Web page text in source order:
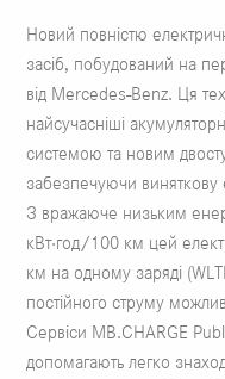
Новий повністю
засіб, побудований на
від Mercedes-Benz. Ця
найсучасніші
системою та новим
забезпечуючи виняткову
З вражаюче низьким
кВт·год/100 км цей
км на одному заряді
постійного струму
Сервіси MB.CHARGE
допомагають легко